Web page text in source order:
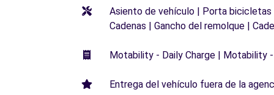
Asiento de vehículo | Porta bicicletas
Cadenas | Gancho del remolque |
Motability - Daily Charge | Motability
Entrega del vehículo fuera de la